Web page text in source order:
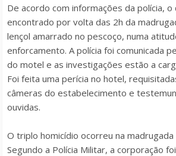
De acordo com informações da polícia, o
encontrado por volta das 2h da
lençol amarrado no pescoço, numa
enforcamento. A polícia foi comunicada
do motel e as investigações estão a
Foi feita uma perícia no hotel,
câmeras do estabelecimento e
ouvidas.
O triplo homicídio ocorreu na
Segundo a Polícia Militar, a corporação